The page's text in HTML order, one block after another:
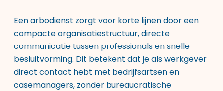
Een arbodienst zorgt voor korte lijnen door een
compacte organisatiestructuur, directe
communicatie tussen professionals en snelle
besluitvorming. Dit betekent dat je als werkgever
direct contact hebt met bedrijfsartsen en
casemanagers, zonder bureaucratische